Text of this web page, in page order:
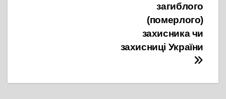
загиблого
(померлого)
захисника чи
захисниці України